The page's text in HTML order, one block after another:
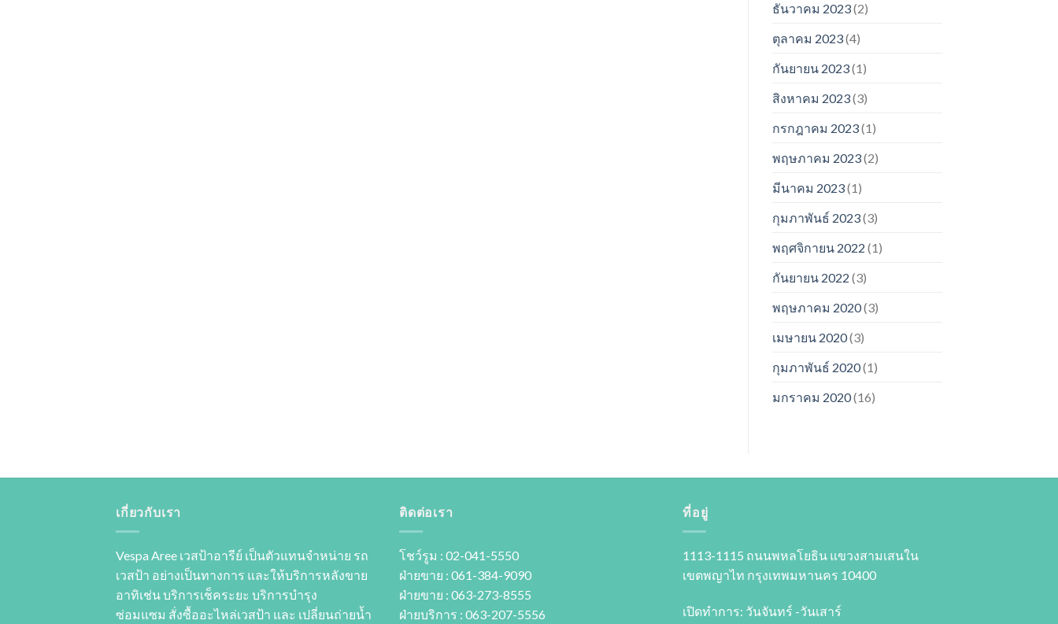
ธันวาคม 2023(2)
ตุลาคม 2023(4)
กันยายน 2023(1)
สิงหาคม 2023(3)
กรกฎาคม 2023(1)
พฤษภาคม 2023(2)
มีนาคม 2023(1)
กุมภาพันธ์ 2023(3)
พฤศจิกายน 2022 (1)
กันยายน 2022 (3)
พฤษภาคม 2020(3)
เมษายน 2020(3)
กุมภาพันธ์ 2020(1)
มกราคม 2020(16)
เกี่ยวกับเรา
Vespa Aree เวสป้าอารีย์ เป็นตัวแทนจำหน่าย รถ
เวสป้า อย่างเป็นทางการ และให้บริการหลังขาย
อาทิเช่น บริการเช็คระยะ บริการบำรุง
ซ่อมแซม สั่งซื้ออะไหล่เวสป้า และ เปลี่ยนถ่ายนํ้า
ติดต่อเรา
โชว์รูม : 02-041-5550
ฝ่ายขาย : 061-384-9090
ฝ่ายขาย : 063-273-8555
ฝ่ายบริการ : 063-207-5556
ที่อยู่
1113-1115 ถนนพหลโยธิน แขวงสามเสนใน
เขตพญาไท กรุงเทพมหานคร 10400
เปิดทำการ: วันจันทร์ -วันเสาร์